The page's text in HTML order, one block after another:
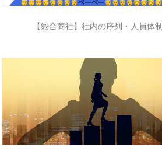
【総合商社】社内の序列・人員体制